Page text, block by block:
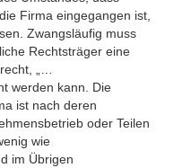
Firma eingegangen ist,
Zwangsläufig muss
Rechtsträger eine
„…
werden kann. Die
ist nach deren
oder Teilen
wie
im Übrigen